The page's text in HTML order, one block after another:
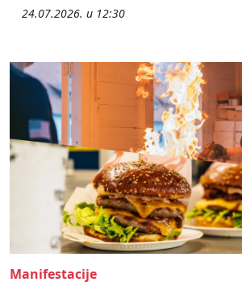
24.07.2026. u 12:30
Manifestacije